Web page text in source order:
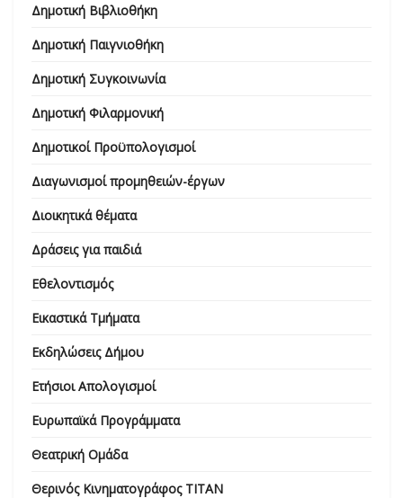
Δημοτική Βιβλιοθήκη
Δημοτική Παιγνιοθήκη
Δημοτική Συγκοινωνία
Δημοτική Φιλαρμονική
Δημοτικοί Προϋπολογισμοί
Διαγωνισμοί προμηθειών-έργων
Διοικητικά θέματα
Δράσεις για παιδιά
Εθελοντισμός
Εικαστικά Τμήματα
Εκδηλώσεις Δήμου
Ετήσιοι Απολογισμοί
Ευρωπαϊκά Προγράμματα
Θεατρική Ομάδα
Θερινός Κινηματογράφος ΤΙΤΑΝ